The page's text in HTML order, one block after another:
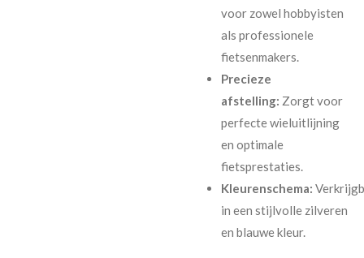
voor zowel hobbyisten
als professionele
fietsenmakers.
Precieze
afstelling: Zorgt voor
perfecte wieluitlijning
en optimale
fietsprestaties.
Kleurenschema:
in een stijlvolle zilveren
en blauwe kleur.